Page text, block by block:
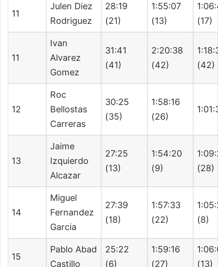
11
Julen Diez
Rodriguez
28:19
(21)
1:55:07
(13)
(17)
11
Ivan
Alvarez
Gomez
31:41
(41)
2:20:38
(42)
(42)
12
Roc
Bellostas
Carreras
30:25
(35)
1:58:16
(26)
13
Jaime
Izquierdo
Alcazar
27:25
(13)
1:54:20
(9)
(28)
14
Miguel
Fernandez
Garcia
27:39
(18)
1:57:33
(22)
(8)
15
Pablo Abad
Castillo
25:22
(6)
1:59:16
(27)
(13)